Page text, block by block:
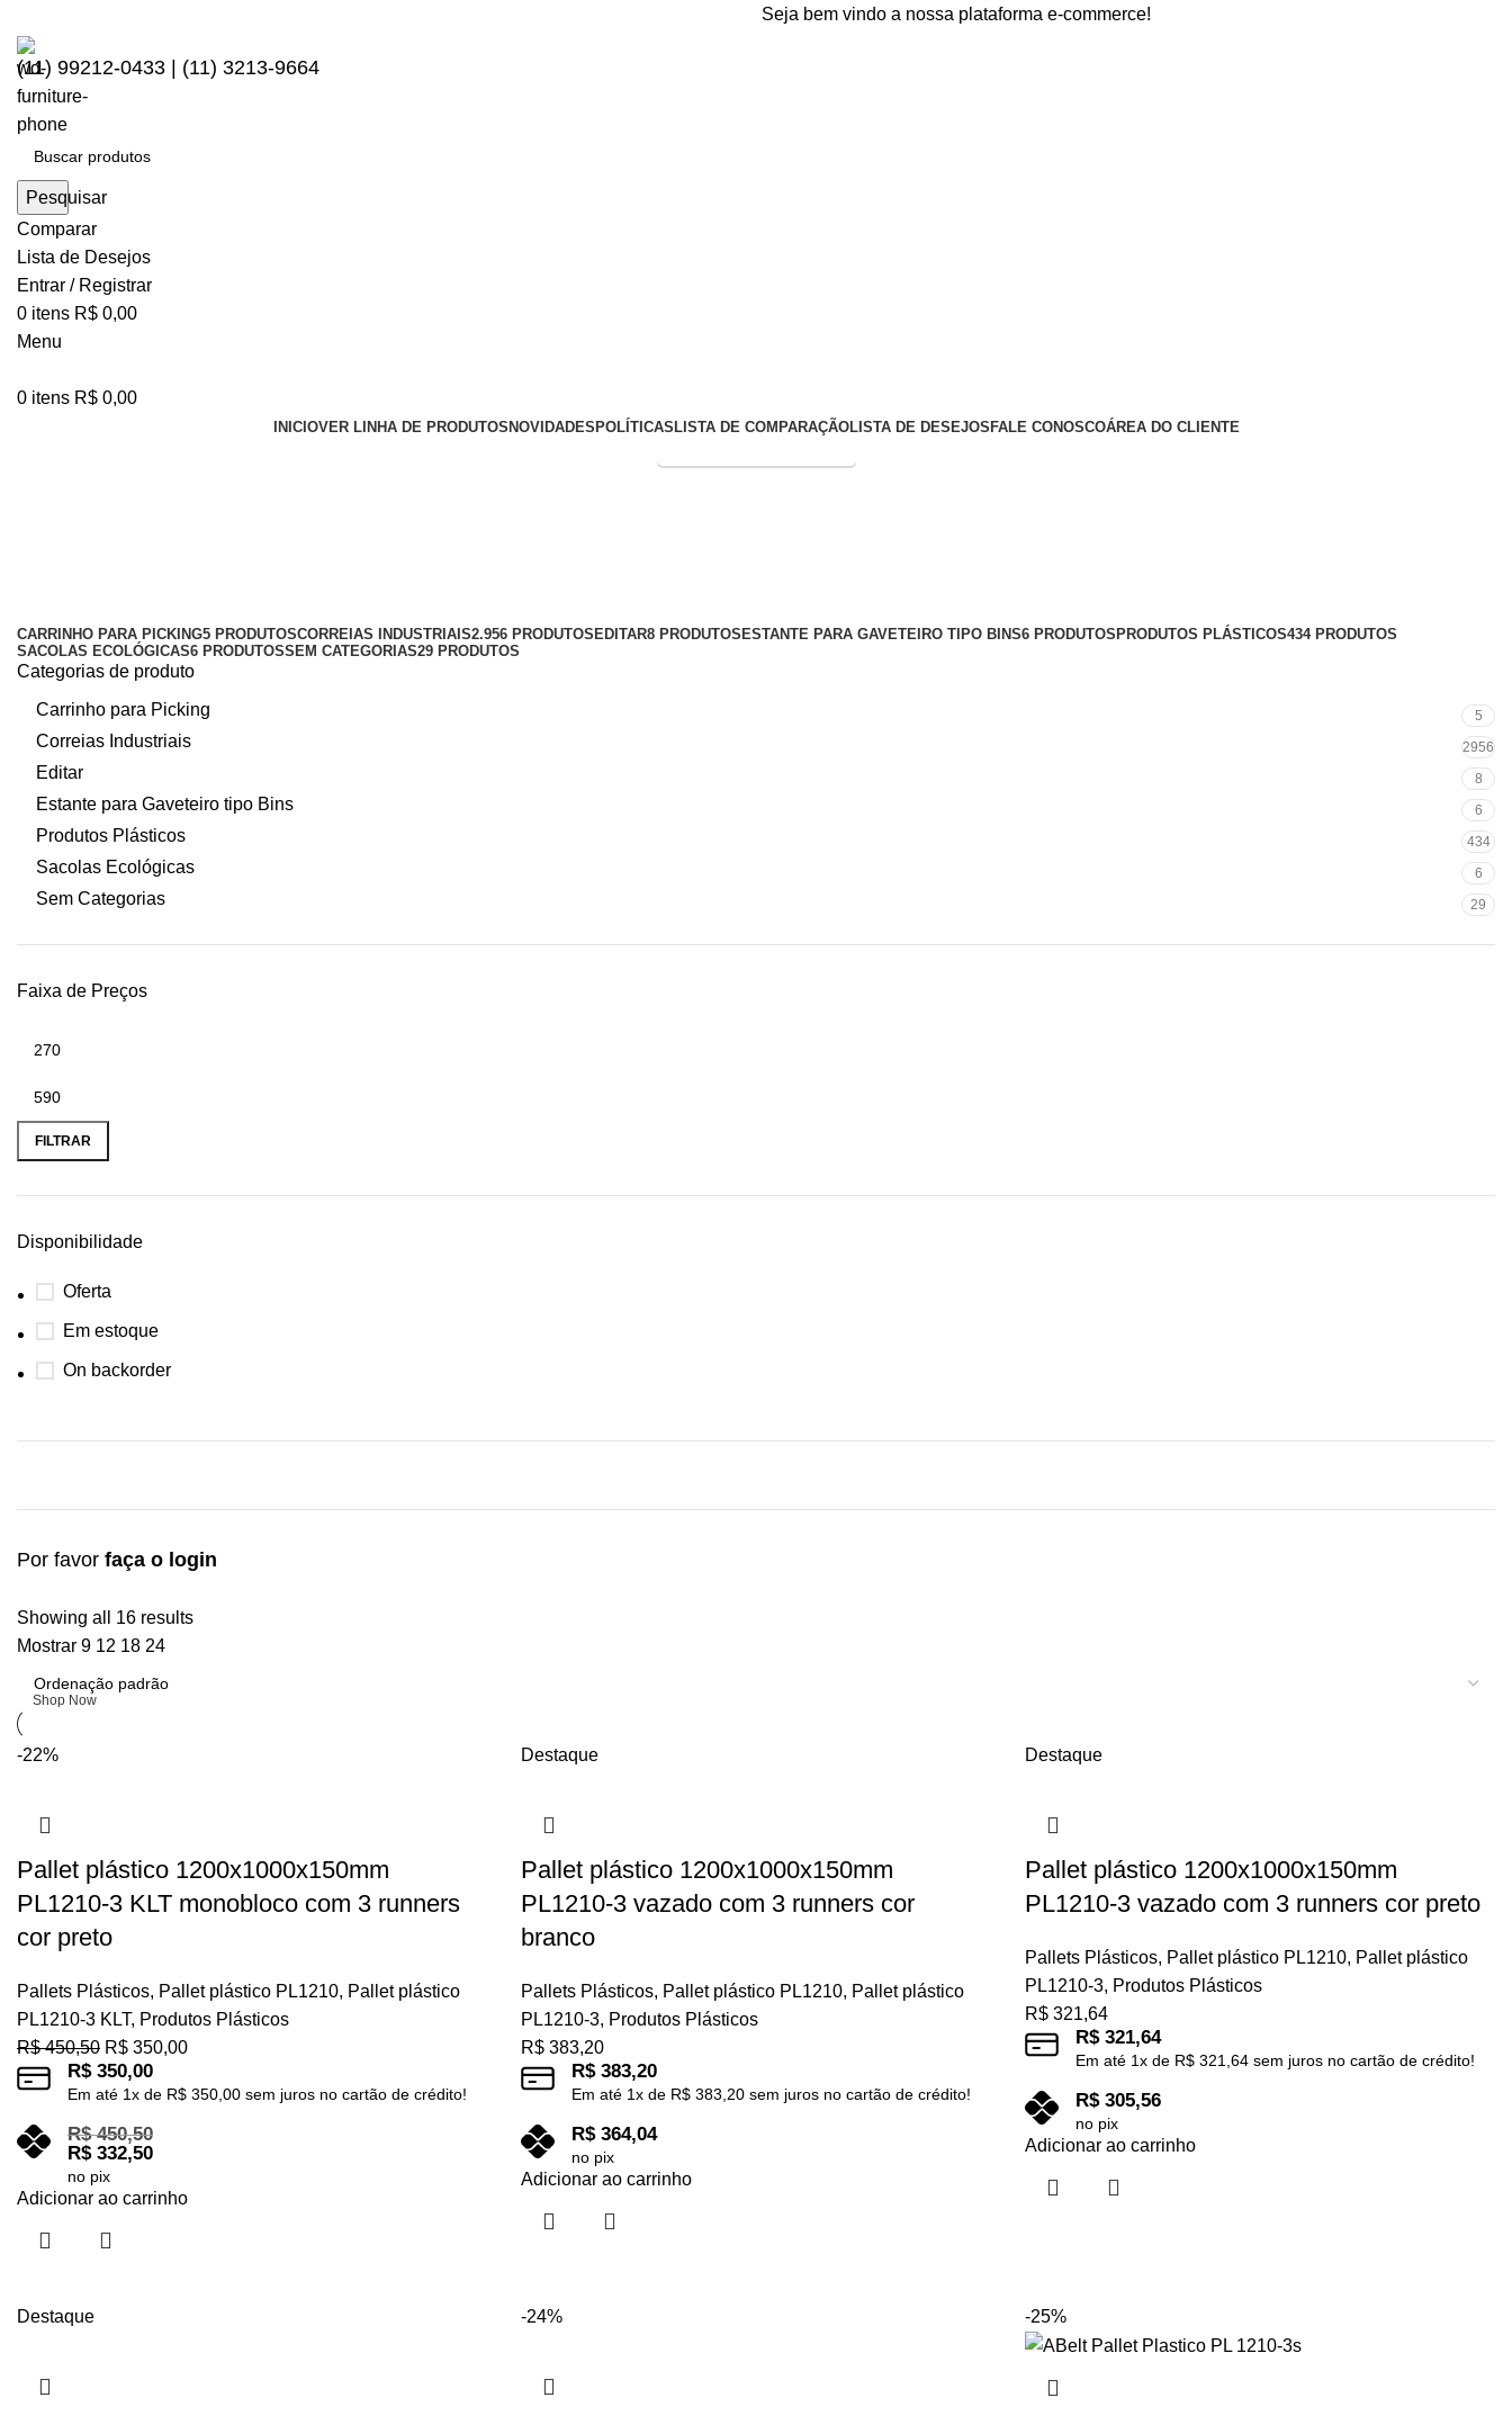
Seja bem vindo a nossa plataforma e-commerce!
(11) 99212-0433 | (11) 3213-9664
Pesquisar
Comparar
Lista de Desejos
Entrar / Registrar
0 itens R$ 0,00
Menu
0 itens R$ 0,00
INICIOVER LINHA DE PRODUTOS NOVIDADES POLÍTICAS LISTA DE COMPARAÇÃOLISTA DE DESEJOS FALE CONOSCOÁREA DO CLIENTE
CARRINHO PARA PICKING5 PRODUTOSCORREIAS INDUSTRIAIS2.956 PRODUTOS EDITAR8 PRODUTOS ESTANTE PARA GAVETEIRO TIPO BINS6 PRODUTOS PRODUTOS PLÁSTICOS434 PRODUTOS
SACOLAS ECOLÓGICAS6 PRODUTOSSEM CATEGORIAS29 PRODUTOS
Categorias de produto
Carrinho para Picking
5
Correias Industriais 2956
Editar 8
Estante para Gaveteiro tipo Bins 6
Produtos Plásticos 434
Sacolas Ecológicas 6
Sem Categorias 29
Faixa de Preços
FILTRAR
Disponibilidade
Oferta
Em estoque
On backorder
Por favor faça o login
Upholstered chair
Shop Now
Showing all 16 results
Mostrar 9 12 18 24
-22%
Pallet plástico 1200x1000x150mm
PL1210-3 KLT monobloco com 3 runners
cor preto
Pallets Plásticos, Pallet plástico PL1210, Pallet plástico
PL1210-3 KLT, Produtos Plásticos
R$450,50 R$ 350,00
R$350,00
Em até 1x de R$ 350,00 sem juros no cartão de crédito!
R$450,50
R$332,50
no pix
Adicionar ao carrinho
Destaque
Pallet plástico 1200x1000x150mm
PL1210-3 vazado com 3 runners cor
branco
Pallets Plásticos, Pallet plástico PL1210, Pallet plástico
PL1210-3, Produtos Plásticos
R$ 383,20
R$383,20
Em até 1x de R$ 383,20 sem juros no cartão de crédito!
R$364,04
no pix
Adicionar ao carrinho
Destaque
Pallet plástico 1200x1000x150mm
PL1210-3 vazado com 3 runners cor preto
Pallets Plásticos, Pallet plástico PL1210, Pallet plástico
PL1210-3, Produtos Plásticos
R$ 321,64
R$321,64
Em até 1x de R$ 321,64 sem juros no cartão de crédito!
R$305,56
no pix
Adicionar ao carrinho
Destaque -24% -25%